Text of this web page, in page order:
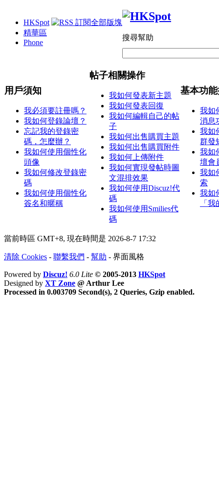
HKSpot
精華區
Phone
搜尋幫助
用戶須知
我必須要註冊嗎？
我如何登錄論壇？
忘記我的登錄密
碼，怎麼辦？
我如何使用個性化
頭像
我如何修改登錄密
碼
我如何使用個性化
簽名和暱稱
帖子相關操作
我如何發表新主題
我如何發表回復
我如何編輯自己的帖
子
我如何出售購買主題
我如何出售購買附件
我如何上傳附件
我如何實現發帖時圖
文混排效果
我如何使用Discuz!代
碼
我如何使用Smilies代
碼
基本功
我如
消息
我如
群發
我如
壇會
我如
索
我如
「
當前時區 GMT+8, 現在時間是 2026-8-7 17:32
清除 Cookies - 聯繫我們 - 幫助 - 界面風格
Powered by Discuz! 6.0 Lite © 2005-2013 HKSpot
Designed by XT Zone @ Arthur Lee
Processed in 0.003709 Second(s), 2 Queries, Gzip enabled.